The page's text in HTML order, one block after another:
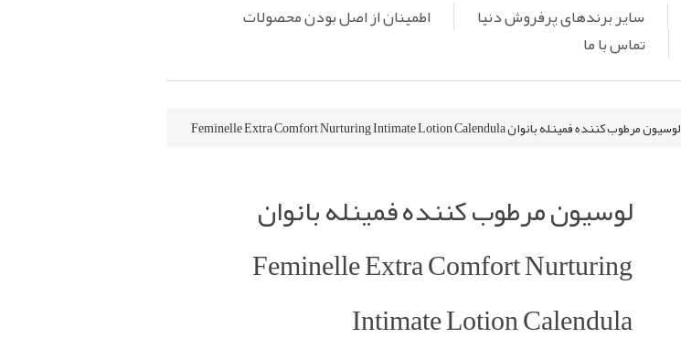
سایر برندهای پرفروش دنیا
اطمینان از اصل بودن محصولات
تماس با ما
لوسیون مرطوب کننده فمینله بانوان Feminelle Extra Comfort Nurturing Intimate Lotion Calendula
لوسیون مرطوب کننده فمینله بانوان
Feminelle Extra Comfort Nurturing
Intimate Lotion Calendula